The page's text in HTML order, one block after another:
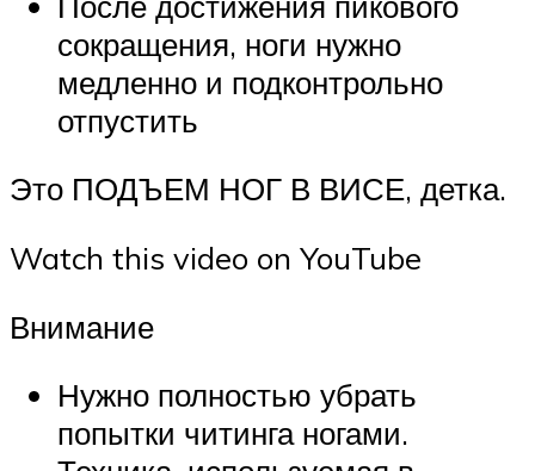
сокращения, ноги нужно
медленно и подконтрольно
отпустить
Это ПОДЪЕМ НОГ В ВИСЕ, детка.
Watch this video on YouTube
Внимание
Нужно полностью убрать
попытки читинга ногами.